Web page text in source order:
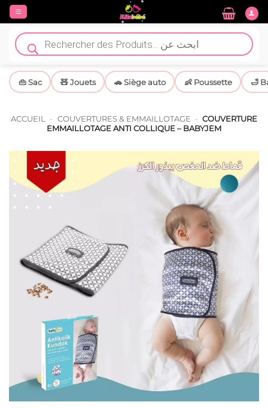
Passer
contenu
Recherche
de
produits
👜 Sac 🧸 Jouets 🚗 Siège auto 👶 Poussette 🛁
ACCUEIL - COUVERTURES & EMMAILLOTAGE - COUVERTURE
EMMAILLOTAGE ANTI COLLIQUE – BABYJEM